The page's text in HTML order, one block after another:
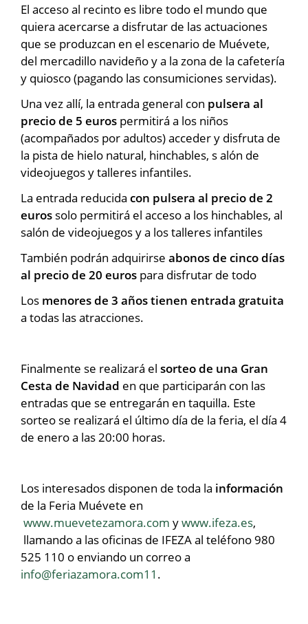
El acceso al recinto es libre todo el mundo que
quiera acercarse a disfrutar de las actuaciones
que se produzcan en el escenario de Muévete,
del mercadillo navideño y a la zona de la cafetería
y quiosco (pagando las consumiciones servidas).
Una vez allí, la entrada general con pulsera al
precio de 5 euros permitirá a los niños
(acompañados por adultos) acceder y disfruta de
la pista de hielo natural, hinchables, s alón de
videojuegos y talleres infantiles.
La entrada reducida con pulsera al precio de 2
euros solo permitirá el acceso a los hinchables, al
salón de videojuegos y a los talleres infantiles
También podrán adquirirse abonos de cinco días
al precio de 20 euros para disfrutar de todo
Los menores de 3 años tienen entrada gratuita
a todas las atracciones.
Finalmente se realizará el sorteo de una Gran
Cesta de Navidad en que participarán con las
entradas que se entregarán en taquilla. Este
sorteo se realizará el último día de la feria, el día 4
de enero a las 20:00 horas.
Los interesados disponen de toda la información
de la Feria Muévete en
www.muevetezamora.com ywww.ifeza.es,
llamando a las oficinas de IFEZA al teléfono 980
525 110 o enviando un correo a
info@feriazamora.com11 .